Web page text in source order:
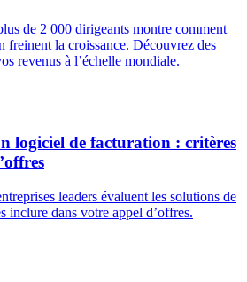
de 2 000 dirigeants montre comment
freinent la croissance. Découvrez des
revenus à l’échelle mondiale.
logiciel de facturation : critères
leaders évaluent les solutions de
inclure dans votre appel d’offres.